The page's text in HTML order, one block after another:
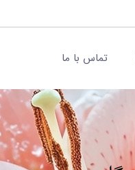
تماس با ما